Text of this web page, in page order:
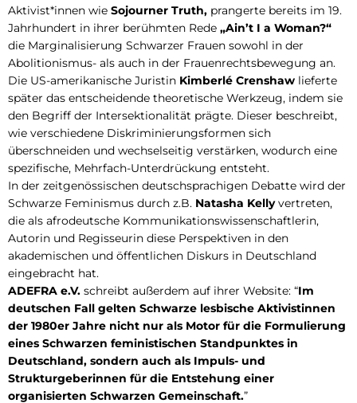
Aktivist*innen wie Sojourner Truth, prangerte bereits im 19.
Jahrhundert in ihrer berühmten Rede „Ain’t I a Woman?“
die Marginalisierung Schwarzer Frauen sowohl in der
Abolitionismus- als auch in der Frauenrechtsbewegung an.
Die US-amerikanische Juristin Kimberlé Crenshaw lieferte
später das entscheidende theoretische Werkzeug, indem sie
den Begriff der Intersektionalität prägte. Dieser beschreibt,
wie verschiedene Diskriminierungsformen sich
überschneiden und wechselseitig verstärken, wodurch eine
spezifische, Mehrfach-Unterdrückung entsteht.
In der zeitgenössischen deutschsprachigen Debatte wird der
Schwarze Feminismus durch z.B. Natasha Kellyvertreten,
die als afrodeutsche Kommunikationswissenschaftlerin,
Autorin und Regisseurin diese Perspektiven in den
akademischen und öffentlichen Diskurs in Deutschland
eingebracht hat.
ADEFRA e.V. schreibt außerdem auf ihrer Website: “Im
deutschen Fall gelten Schwarze lesbische Aktivistinnen
der 1980er Jahre nicht nur als Motor für die Formulierung
eines Schwarzen feministischen Standpunktes in
Deutschland, sondern auch als Impuls- und
Strukturgeberinnen für die Entstehung einer
organisierten Schwarzen Gemeinschaft.”